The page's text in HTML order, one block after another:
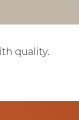
quality.